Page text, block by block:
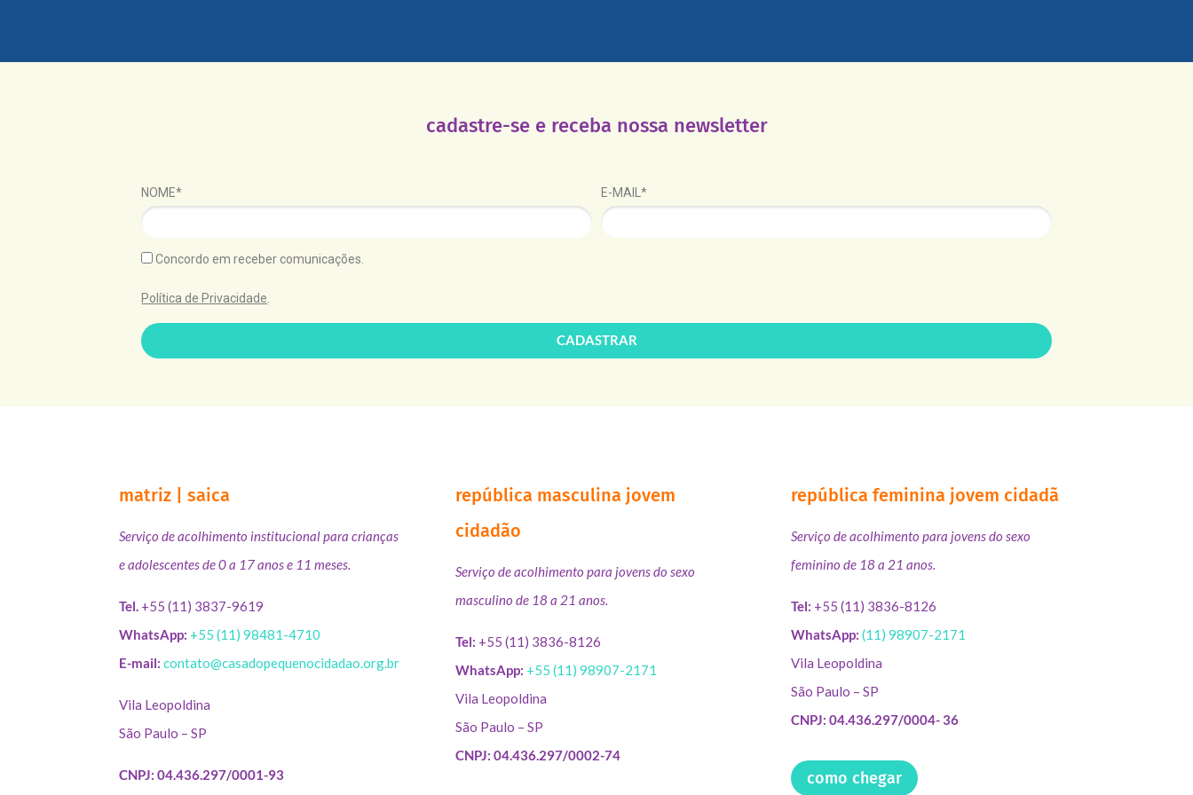
cadastre-se e receba nossa newsletter
NOME* E-MAIL*
Concordo em receber comunicações.
Política de Privacidade
CADASTRAR
matriz | saica
Serviço de acolhimento institucional para crianças
e adolescentes de 0 a 17 anos e 11 meses.
Tel. +55 (11) 3837-9619
WhatsApp: +55 (11) 98481-4710
E-mail: contato@casadopequenocidadao.org.br
Vila Leopoldina
São Paulo – SP
CNPJ: 04.436.297/0001-93
república masculina jovem
cidadão
Serviço de acolhimento para jovens do sexo
masculino de 18 a 21 anos.
Tel: +55 (11) 3836-8126
WhatsApp: +55 (11) 98907-2171
Vila Leopoldina
São Paulo – SP
CNPJ: 04.436.297/0002-74
república feminina jovem cidadã
Serviço de acolhimento para jovens do sexo
feminino de 18 a 21 anos.
Tel: +55 (11) 3836-8126
WhatsApp: (11) 98907-2171
Vila Leopoldina
São Paulo – SP
CNPJ: 04.436.297/0004- 36
como chegar